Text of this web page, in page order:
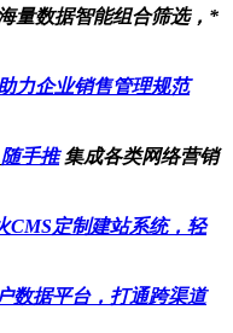
量数据智能组合筛选，*
力企业销售管理规范
随手推 集成各类网络营销
CMS定制建站系统，轻
数据平台，打通跨渠道